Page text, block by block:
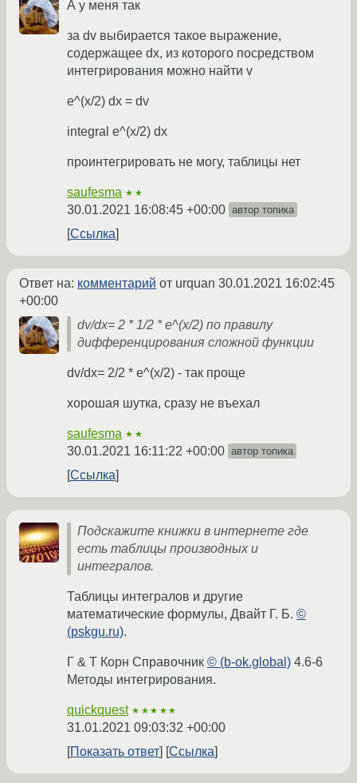
А у меня так
за dv выбирается такое выражение,
содержащее dx, из которого посредством
интегрирования можно найти v
e^(x/2) dx = dv
integral e^(x/2) dx
проинтегрировать не могу, таблицы нет
saufesma ★★
30.01.2021 16:08:45 +00:00 автор топика
Ссылка
Ответ на: комментарий от urquan 30.01.2021 16:02:45
+00:00
dv/dx= 2 * 1/2 * e^(x/2) по правилу
дифференцирования сложной функции
dv/dx= 2/2 * e^(x/2) - так проще
хорошая шутка, сразу не въехал
saufesma ★★
30.01.2021 16:11:22 +00:00 автор топика
Ссылка
Подскажите книжки в интернете где
есть таблицы производных и
интегралов.
Таблицы интегралов и другие
математические формулы, Двaйт Г. Б. ©
(pskgu.ru).
Г & Т Корн Справочник © (b-ok.global) 4.6-6
Методы интегрирования.
quickquest ★★★★★
31.01.2021 09:03:32 +00:00
Показать ответ
Ссылка